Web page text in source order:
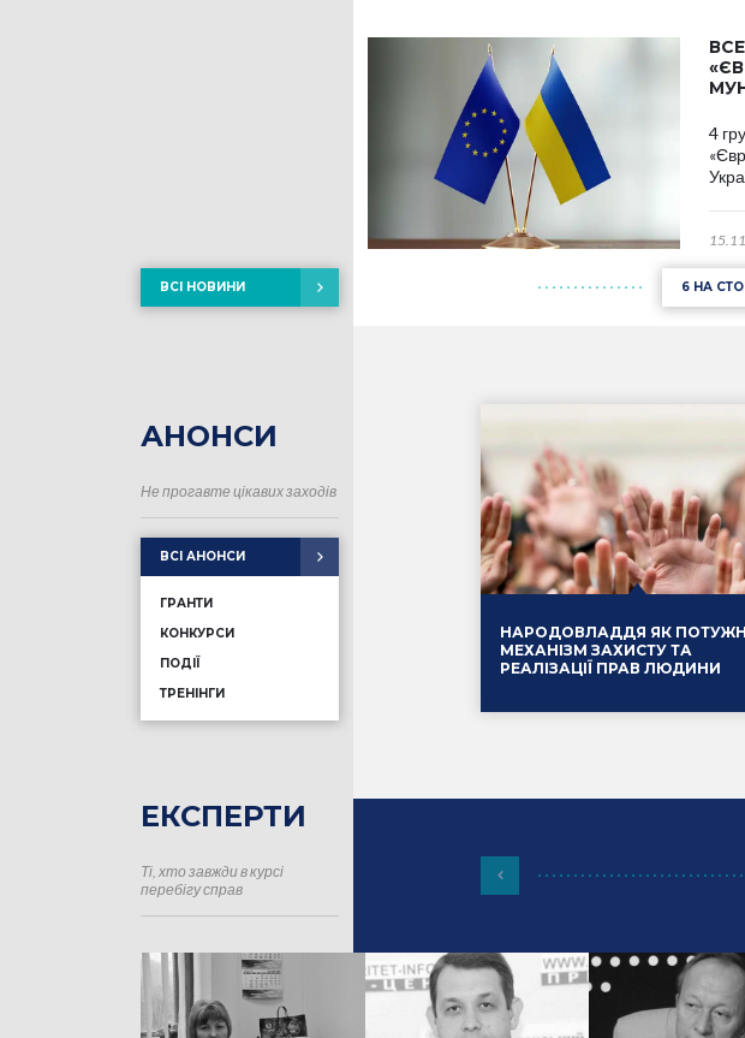
ВСІ НОВИНИ
4
6 НА
АНОНСИ
Не прогавте цікавих заходів
ВСІ АНОНСИ
ГРАНТИ
КОНКУРСИ
ПОДІЇ
ТРЕНІНГИ
НАРОДОВЛАДДЯ ЯК
МЕХАНІЗМ ЗАХИСТУ ТА
РЕАЛІЗАЦІЇ ПРАВ ЛЮДИНИ
16.01.2025
ЕКСПЕРТИ
Ті, хто завжди в курсі
перебігу справ